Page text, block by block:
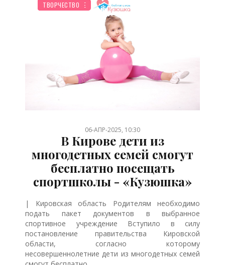
СЕМЬЯ
ДЕТЯМ
НОВОСТИ МИРА
ШКОЛЬНИК
ПЛАНИРОВАНИЕ
РЕБЕНОК
ЖИЛЬЕ
ТВОРЧЕСТВО
06-АПР-2025, 10:30
В Кирове дети из
многодетных семей смогут
бесплатно посещать
спортшколы - «Кузюшка»
| Кировская область Родителям необходимо
подать пакет документов в выбранное
спортивное учреждение Вступило в силу
постановление правительства Кировской
области, согласно которому
несовершеннолетние дети из многодетных семей